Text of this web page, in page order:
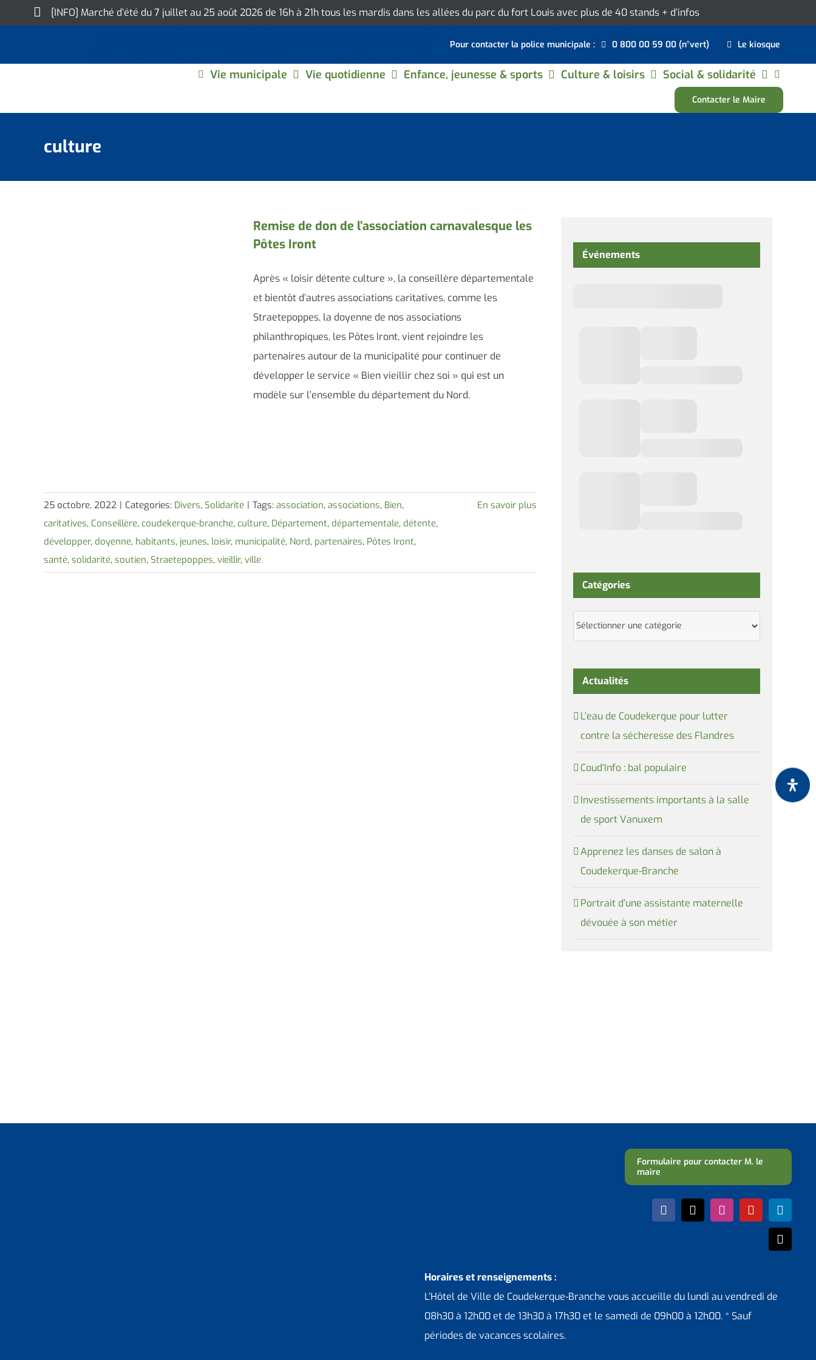
to
[INFO] Marché d’été du 7 juillet au 25 août 2026 de 16h à 21h tous les mardis dans les allées du parc du fort Louis avec plus de 40 stands + d’infos
Pour contacter la police municipale : 0 800 00 59 00 (n°vert) Le kiosque
Vie municipale Vie quotidienne Enfance, jeunesse & sports Culture & loisirs Social & solidarité
Contacter le Maire
culture
Remise de don de l’association carnavalesque les
Pôtes Iront
Après « loisir détente culture », la conseillère départementale
et bientôt d’autres associations caritatives, comme les
Straetepoppes, la doyenne de nos associations
philanthropiques, les Pôtes Iront, vient rejoindre les
partenaires autour de la municipalité pour continuer de
développer le service « Bien vieillir chez soi » qui est un
modèle sur l’ensemble du département du Nord.
25 octobre, 2022 | Categories: Divers, Solidarité | Tags: association, associations, Bien,
caritatives, Conseillère, coudekerque-branche, culture, Département, départementale, détente,
développer, doyenne, habitants, jeunes, loisir, municipalité, Nord, partenaires, Pôtes Iront,
santé, solidarité, soutien, Straetepoppes, vieillir, ville
En savoir plus
Événements
Catégories
Catégories
Actualités
L’eau de Coudekerque pour lutter
contre la sécheresse des Flandres
Coud’Info : bal populaire
Investissements importants à la salle
de sport Vanuxem
Apprenez les danses de salon à
Coudekerque-Branche
Portrait d’une assistante maternelle
dévouée à son métier
Formulaire pour contacter M. le
maire
Horaires et renseignements :
L’Hôtel de Ville de Coudekerque-Branche vous accueille du lundi au vendredi de
08h30 à 12h00 et de 13h30 à 17h30 et le samedi de 09h00 à 12h00. * Sauf
périodes de vacances scolaires.